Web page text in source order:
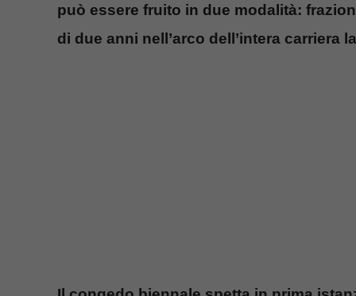
può essere fruito in due modalità:
di due anni nell’arco dell’intera carriera